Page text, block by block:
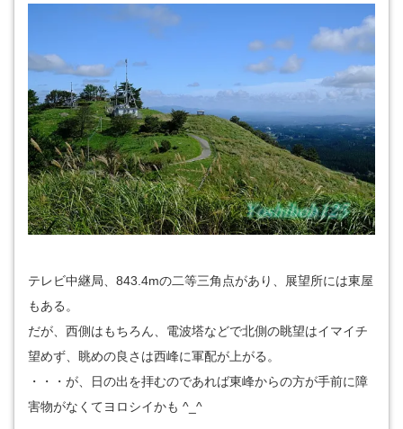
テレビ中継局、843.4mの二等三角点があり、展望所には東屋
もある。
だが、西側はもちろん、電波塔などで北側の眺望はイマイチ
望めず、眺めの良さは西峰に軍配が上がる。
・・・が、日の出を拝むのであれば東峰からの方が手前に障
害物がなくてヨロシイかも ^_^